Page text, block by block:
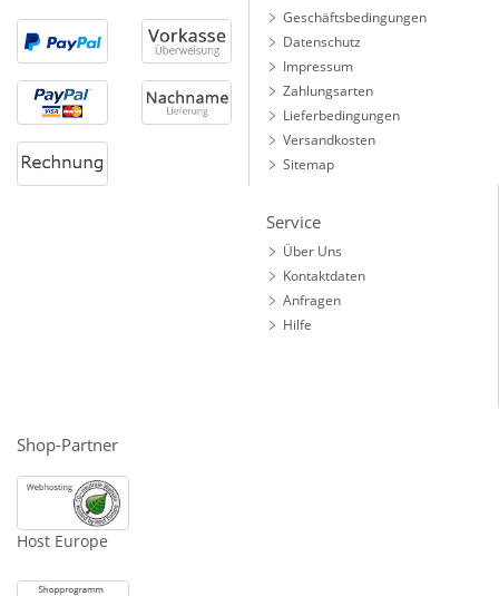
Geschäftsbedingungen
Datenschutz
Impressum
Zahlungsarten
Lieferbedingungen
Versandkosten
Sitemap
Service
Über Uns
Kontaktdaten
Anfragen
Hilfe
Shop-Partner
Host Europe